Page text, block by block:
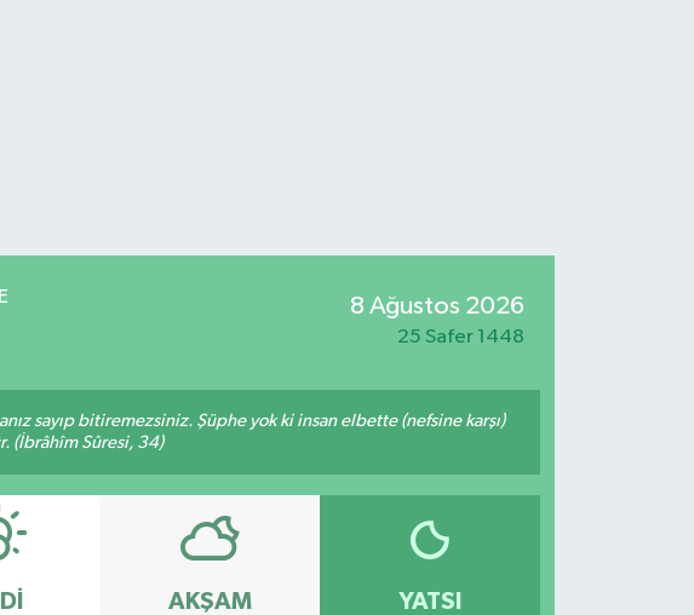
8 Ağustos 2026
25 Safer 1448
sayıp bitiremezsiniz. Şüphe yok ki insan elbette (nefsine karşı)
(İbrâhîm Sûresi, 34)
AKŞAM YATSI